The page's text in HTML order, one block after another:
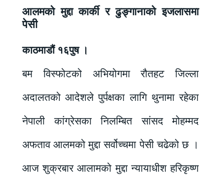
आलमको मुद्दा कार्की र ढुङ्गानाको इजलासमा
पेसी
काठमाडौं १६पुष ।
बम विस्फोटको अभियोगमा रौतहट जिल्ला
अदालतको आदेशले पुर्पक्षका लागि थुनामा रहेका
नेपाली कांग्रेसका निलम्बित सांसद मोहम्मद
अफताव आलमको मुद्दा सर्वोच्चमा पेसी चढेको छ ।
आज शुक्रबार आलामको मुद्दा न्यायाधीश हरिकृष्ण